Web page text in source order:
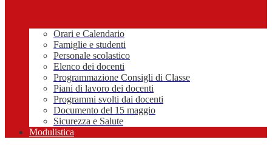
Orari e Calendario
Famiglie e studenti
Personale scolastico
Elenco dei docenti
Programmazione Consigli di Classe
Piani di lavoro dei docenti
Programmi svolti dai docenti
Documento del 15 maggio
Sicurezza e Salute
Modulistica